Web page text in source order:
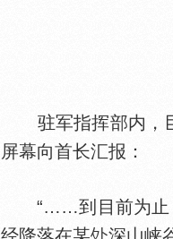
驻军指挥部内，巨
屏幕向首长汇报：
“……到目前为止，